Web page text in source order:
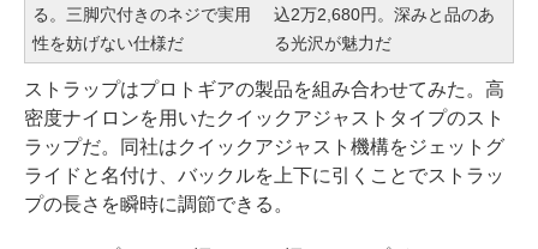
る。三脚穴付きのネジで実用
性を妨げない仕様だ
込2万2,680円。深みと品のあ
る光沢が魅力だ
ストラップはプロトギアの製品を組み合わせてみた。高
密度ナイロンを用いたクイックアジャストタイプのスト
ラップだ。同社はクイックアジャスト機構をジェットグ
ライドと名付け、バックルを上下に引くことでストラッ
プの長さを瞬時に調節できる。